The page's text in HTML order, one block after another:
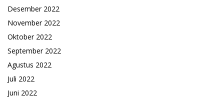
Desember 2022
November 2022
Oktober 2022
September 2022
Agustus 2022
Juli 2022
Juni 2022